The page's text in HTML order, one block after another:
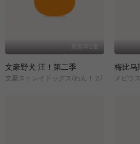
更新至6集
文豪野犬 汪！第二季
文豪ストレイドッグス/わん！２/
梅比乌
メビウ